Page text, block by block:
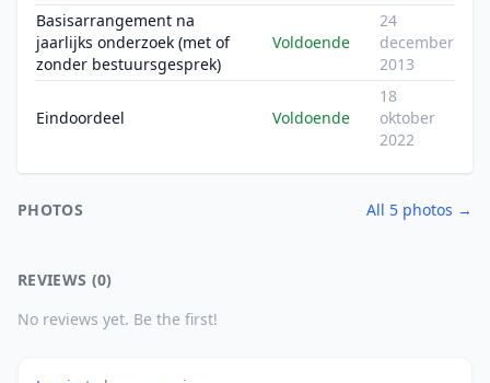
Basisarrangement na
jaarlijks onderzoek (met of
zonder bestuursgesprek)
Voldoende
24
december
2013
Eindoordeel Voldoende
18
oktober
2022
PHOTOS All 5 photos →
REVIEWS (0)
No reviews yet. Be the first!